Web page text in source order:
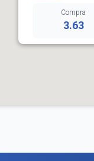
Compra
3.63
04 78 27 35